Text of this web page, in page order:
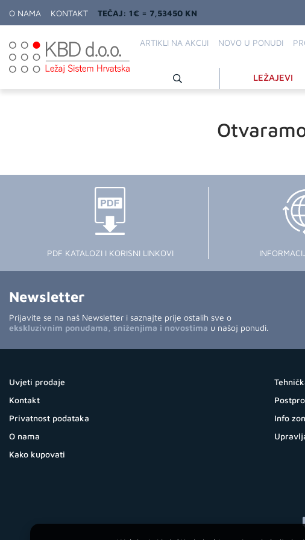
O NAMA KONTAKT TEČAJ: 1€ = 7,53450 KN
ARTIKLI NA AKCIJI NOVO U PONUDI
LEŽAJEVI
PDF KATALOZI I KORISNI LINKOVI
Newsletter
Prijavite se na naš Newsletter i saznajte prije ostalih sve o
ekskluzivnim ponudama, sniženjima i novostima u našoj ponudi.
Uvjeti prodaje
Kontakt
Privatnost podataka
O nama
Kako kupovati
Info